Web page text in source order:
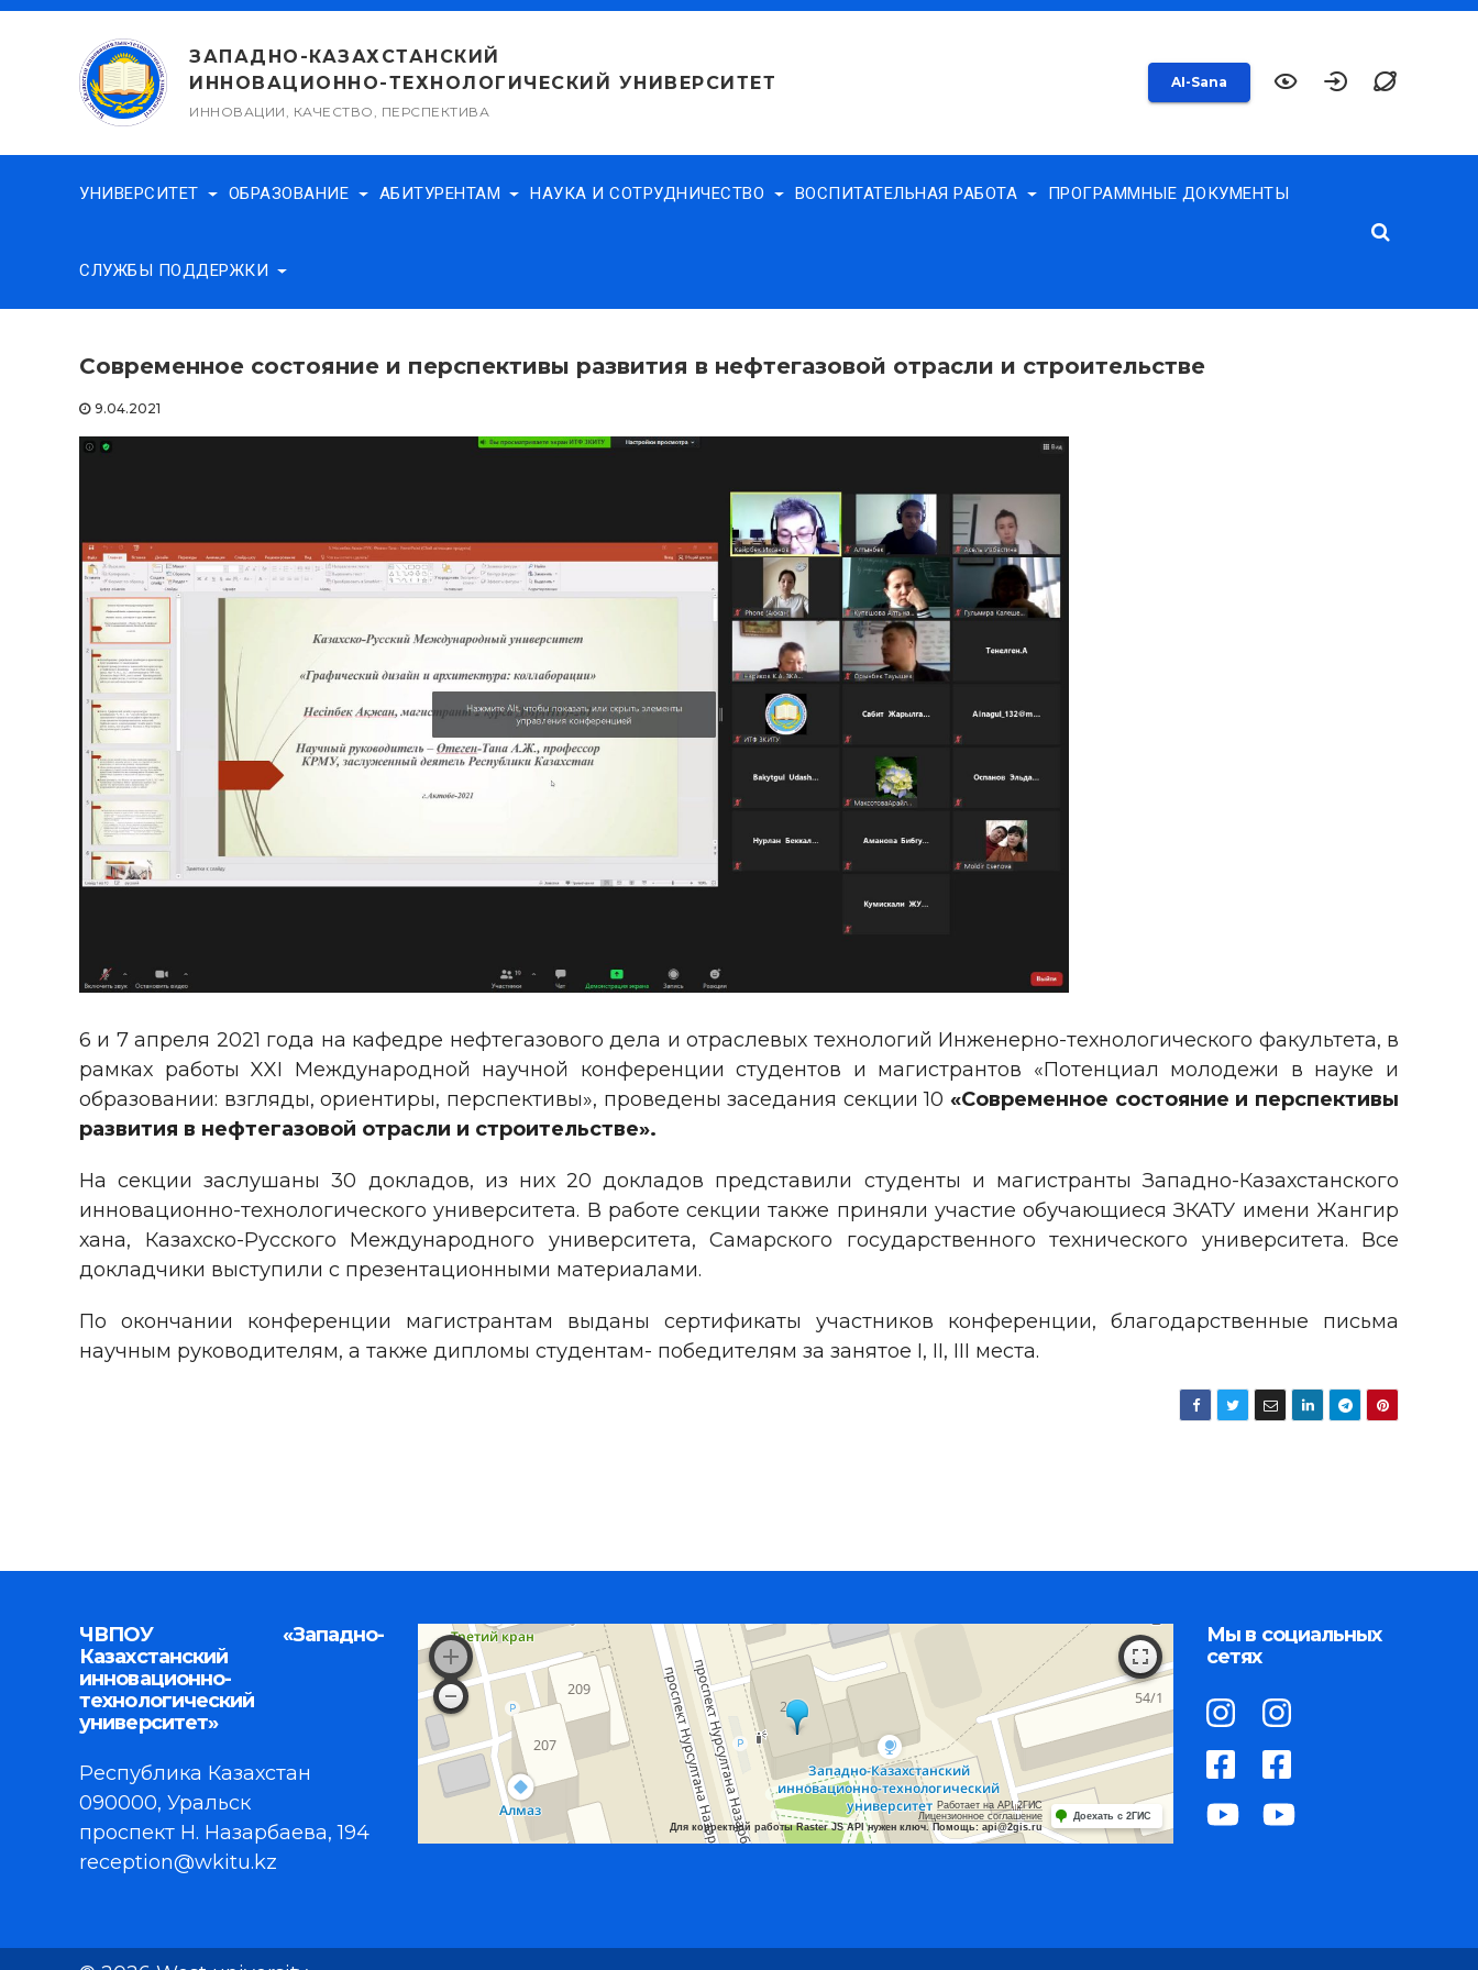
Перейти
содержимому
ЗАПАДНО-КАЗАХСТАНСКИЙ
ИННОВАЦИОННО-ТЕХНОЛОГИЧЕСКИЙ УНИВЕРСИТЕТ
ИННОВАЦИИ, КАЧЕСТВО, ПЕРСПЕКТИВА
AI-Sana
УНИВЕРСИТЕТ ОБРАЗОВАНИЕ АБИТУРЕНТАМ НАУКА И СОТРУДНИЧЕСТВО ВОСПИТАТЕЛЬНАЯ РАБОТА ПРОГРАММНЫЕ ДОКУМЕНТЫ
СЛУЖБЫ ПОДДЕРЖКИ
Современное состояние и перспективы развития в нефтегазовой отрасли и строительстве
9.04.2021
6 и 7 апреля 2021 года на кафедре нефтегазового дела и отраслевых технологий Инженерно-технологического факультета, в
рамках работы XXI Международной научной конференции студентов и магистрантов «Потенциал молодежи в науке и
образовании: взгляды, ориентиры, перспективы», проведены заседания секции 10«Современное состояние и перспективы
развития в нефтегазовой отрасли и строительстве».
На секции заслушаны 30 докладов, из них 20 докладов представили студенты и магистранты Западно-Казахстанского
инновационно-технологического университета. В работе секции также приняли участие обучающиеся ЗКАТУ имени Жангир
хана, Казахско-Русского Международного университета, Самарского государственного технического университета. Все
докладчики выступили с презентационными материалами.
По окончании конференции магистрантам выданы сертификаты участников конференции, благодарственные письма
научным руководителям, а также дипломы студентам- победителям за занятое I, II, III места.
ЧВПОУ «Западно-
Казахстанский
инновационно-
технологический
университет»
Республика Казахстан
090000, Уральск
проспект Н. Назарбаева, 194
reception@wkitu.kz
Работает на API 2ГИС
Лицензионное соглашение
Для корректной работы Raster JS API нужен ключ. Помощь: api@2gis.ru
Доехать с 2ГИС
Мы в социальных
сетях